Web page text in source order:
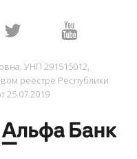
УНП 291515012,
реестре Республики
25.07.2019